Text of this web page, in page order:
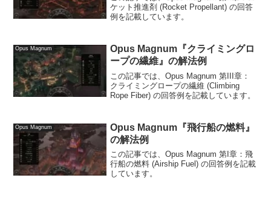
ケット推進剤 (Rocket Propellant) の回答
例を記載しています。
Opus Magnum
Opus Magnum『クライミングロ
ープの繊維』の解法例
この記事では、Opus Magnum 第III章：
クライミングロープの繊維 (Climbing
Rope Fiber) の回答例を記載しています。
Opus Magnum
Opus Magnum『飛行船の燃料』
の解法例
この記事では、Opus Magnum 第I章：飛
行船の燃料 (Airship Fuel) の回答例を記載
しています。